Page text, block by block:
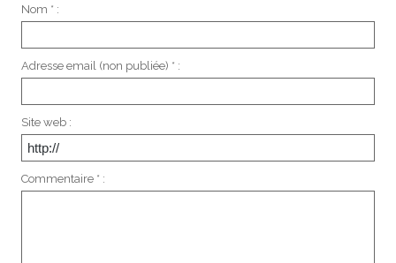
Nom * :
Adresse email (non publiée) * :
Site web :
Commentaire * :